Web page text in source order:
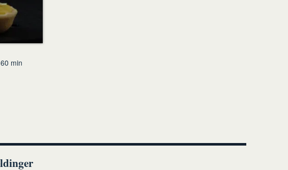
min